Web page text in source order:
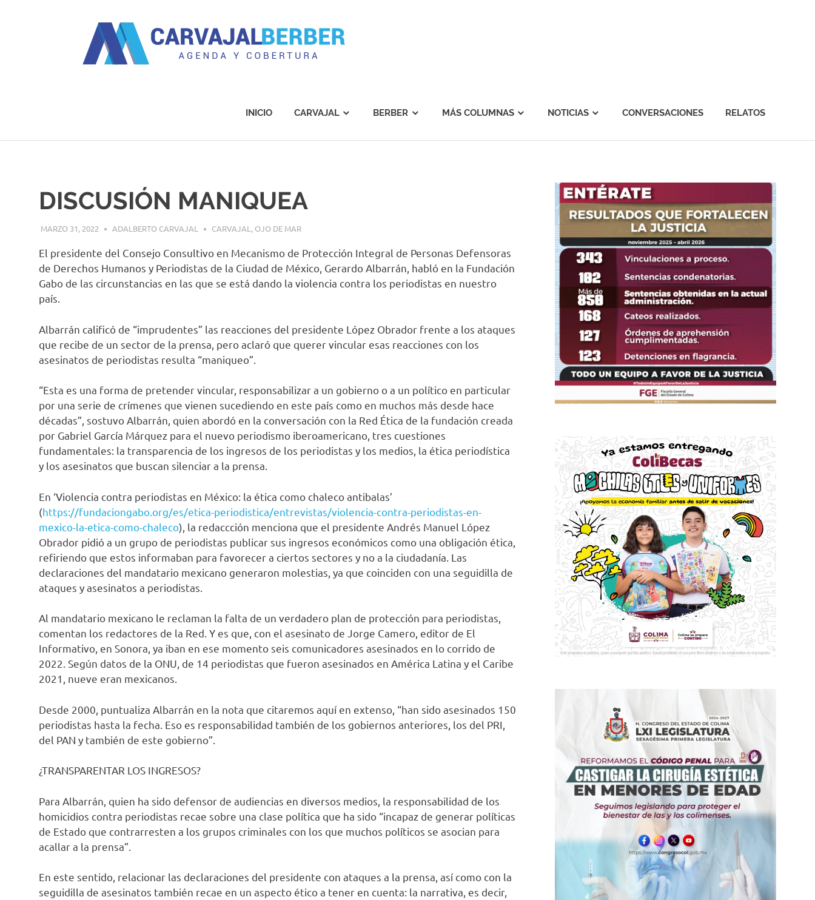
INICIO CARVAJAL BERBER MÁS COLUMNAS NOTICIAS CONVERSACIONES RELATOS
DISCUSIÓN MANIQUEA
MARZO 31, 2022 ADALBERTO CARVAJAL CARVAJAL , OJO DE MAR
El presidente del Consejo Consultivo en Mecanismo de Protección Integral de Personas Defensoras
de Derechos Humanos y Periodistas de la Ciudad de México, Gerardo Albarrán, habló en la Fundación
Gabo de las circunstancias en las que se está dando la violencia contra los periodistas en nuestro
país.
Albarrán calificó de “imprudentes” las reacciones del presidente López Obrador frente a los ataques
que recibe de un sector de la prensa, pero aclaró que querer vincular esas reacciones con los
asesinatos de periodistas resulta “maniqueo”.
“Esta es una forma de pretender vincular, responsabilizar a un gobierno o a un político en particular
por una serie de crímenes que vienen sucediendo en este país como en muchos más desde hace
décadas”, sostuvo Albarrán, quien abordó en la conversación con la Red Ética de la fundación creada
por Gabriel García Márquez para el nuevo periodismo iberoamericano, tres cuestiones
fundamentales: la transparencia de los ingresos de los periodistas y los medios, la ética periodística
y los asesinatos que buscan silenciar a la prensa.
En ‘Violencia contra periodistas en México: la ética como chaleco antibalas’
(https://fundaciongabo.org/es/etica-periodistica/entrevistas/violencia-contra-periodistas-en-
mexico-la-etica-como-chaleco), la redaccción menciona que el presidente Andrés Manuel López
Obrador pidió a un grupo de periodistas publicar sus ingresos económicos como una obligación ética,
refiriendo que estos informaban para favorecer a ciertos sectores y no a la ciudadanía. Las
declaraciones del mandatario mexicano generaron molestias, ya que coinciden con una seguidilla de
ataques y asesinatos a periodistas.
Al mandatario mexicano le reclaman la falta de un verdadero plan de protección para periodistas,
comentan los redactores de la Red. Y es que, con el asesinato de Jorge Camero, editor de El
Informativo, en Sonora, ya iban en ese momento seis comunicadores asesinados en lo corrido de
2022. Según datos de la ONU, de 14 periodistas que fueron asesinados en América Latina y el Caribe
2021, nueve eran mexicanos.
Desde 2000, puntualiza Albarrán en la nota que citaremos aquí en extenso, “han sido asesinados 150
periodistas hasta la fecha. Eso es responsabilidad también de los gobiernos anteriores, los del PRI,
del PAN y también de este gobierno”.
¿TRANSPARENTAR LOS INGRESOS?
Para Albarrán, quien ha sido defensor de audiencias en diversos medios, la responsabilidad de los
homicidios contra periodistas recae sobre una clase política que ha sido “incapaz de generar políticas
de Estado que contrarresten a los grupos criminales con los que muchos políticos se asocian para
acallar a la prensa”.
En este sentido, relacionar las declaraciones del presidente con ataques a la prensa, así como con la
seguidilla de asesinatos también recae en un aspecto ético a tener en cuenta: la narrativa, es decir,